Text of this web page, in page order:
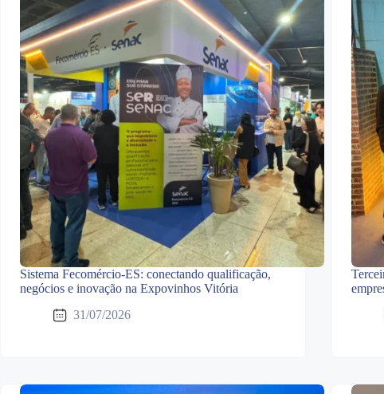
Sistema Fecomércio-ES: conectando qualificação,
negócios e inovação na Expovinhos Vitória
31/07/2026